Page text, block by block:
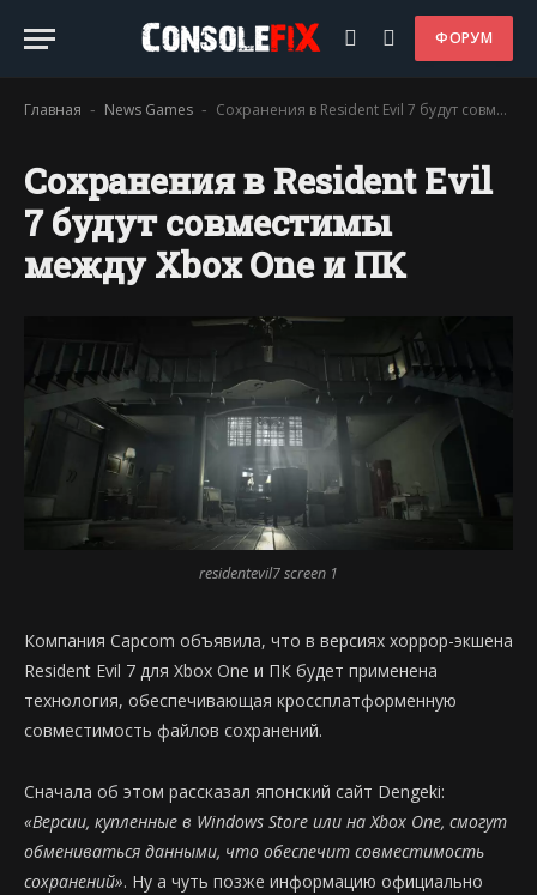
ФОРУМ
Главная - News Games - Сохранения в Resident Evil 7 будут совместимы между Xbox One и ПК
Сохранения в Resident Evil
7 будут совместимы
между Xbox One и ПК
residentevil7 screen 1
Компания Capcom объявила, что в версиях хоррор-экшена
Resident Evil 7 для Xbox One и ПК будет применена
технология, обеспечивающая кроссплатформенную
совместимость файлов сохранений.
Сначала об этом рассказал японский сайт Dengeki:
«Версии, купленные в Windows Store или на Xbox One, смогут
обмениваться данными, что обеспечит совместимость
сохранений». Ну а чуть позже информацию официально